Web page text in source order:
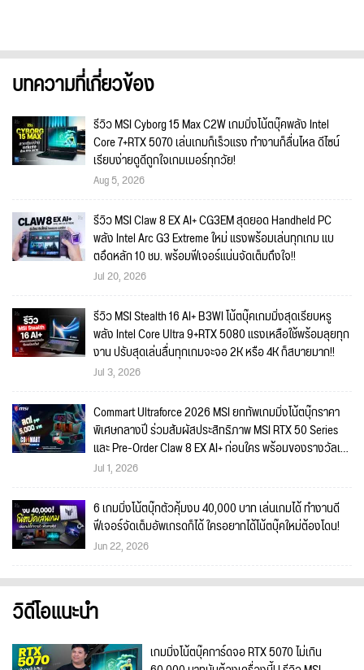
บทความที่เกี่ยวข้อง
รีวิว MSI Cyborg 15 Max C2W เกมมิ่งโน้ตบุ๊คพลัง Intel
Core 7+RTX 5070 เล่นเกมก็เร็วแรง ทำงานก็ลื่นไหล ดีไซน์
เรียบง่ายดูดีถูกใจเกมเมอร์ทุกวัย!
Aug 5, 2026
รีวิว MSI Claw 8 EX AI+ CG3EM สุดยอด Handheld PC
พลัง Intel Arc G3 Extreme ใหม่ แรงพร้อมเล่นทุกเกม แบ
ตอึดหลัก 10 ชม. พร้อมฟีเจอร์แน่นจัดเต็มถึงใจ!!
Jul 20, 2026
รีวิว MSI Stealth 16 AI+ B3WI โน้ตบุ๊คเกมมิ่งสุดเรียบหรู
พลัง Intel Core Ultra 9+RTX 5080 แรงเหลือใช้พร้อมลุยทุก
งาน ปรับสุดเล่นลื่นทุกเกมจะจอ 2K หรือ 4K ก็สบายมาก!!
Jul 3, 2026
Commart Ultraforce 2026 MSI ยกทัพเกมมิ่งโน้ตบุ๊กราคา
พิเศษกลางปี ร่วมสัมผัสประสิทธิภาพ MSI RTX 50 Series
และ Pre-Order Claw 8 EX AI+ ก่อนใคร พร้อมของรางวัลเข้า
ร่วมกิจกรรมในงาน!
Jul 1, 2026
6 เกมมิ่งโน้ตบุ๊กตัวคุ้มงบ 40,000 บาท เล่นเกมได้ ทำงานดี
ฟีเจอร์จัดเต็มอัพเกรดก็ได้ ใครอยากได้โน้ตบุ๊คใหม่ต้องโดน!
Jun 22, 2026
วิดีโอแนะนำ
เกมมิ่งโน้ตบุ๊คการ์ดจอ RTX 5070 ไม่เกิน